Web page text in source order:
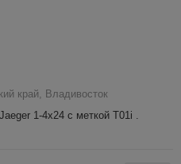
край, Владивосток
1-4x24 с меткой T01i .